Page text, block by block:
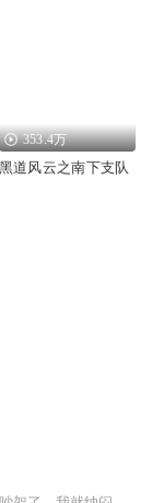
353.4万
黑道风云之南下支队